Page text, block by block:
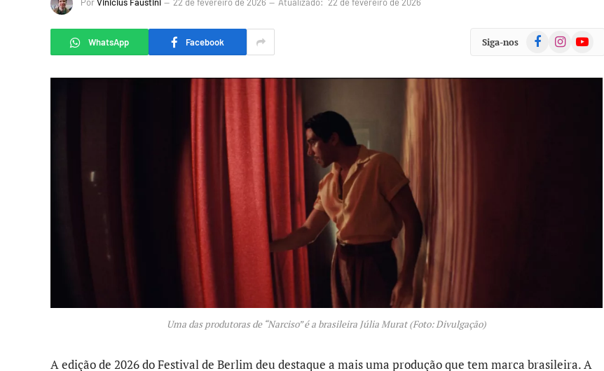
PorVinicius Faustini 22 de fevereiro de 2026 Atualizado: 22 de fevereiro de 2026
WhatsApp Facebook Siga-nos FacebookInstagramYouTube
Uma das produtoras de “Narciso” é a brasileira Júlia Murat (Foto: Divulgação)
A edição de 2026 do Festival de Berlim deu destaque a mais uma produção que tem marca brasileira. A